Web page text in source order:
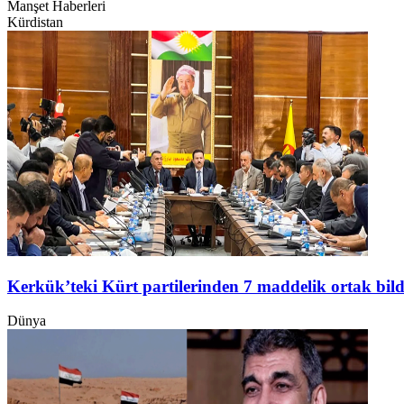
Manşet Haberleri
Kürdistan
Kerkük’teki Kürt partilerinden 7 maddelik ortak
Dünya